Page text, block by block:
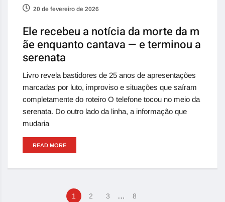
20 de fevereiro de 2026
Ele recebeu a notícia da morte da m
ãe enquanto cantava — e terminou a
serenata
Livro revela bastidores de 25 anos de apresentações
marcadas por luto, improviso e situações que saíram
completamente do roteiro O telefone tocou no meio da
serenata. Do outro lado da linha, a informação que
mudaria
READ MORE
1 2 3 … 8